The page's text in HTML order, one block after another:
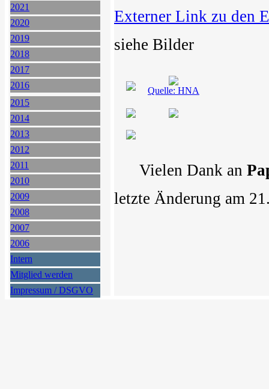
2021
2020
2019
2018
2017
2016
2015
2014
2013
2012
2011
2010
2009
2008
2007
2006
Intern
Mitglied werden
Impressum / DSGVO
Externer Link zu den
siehe Bilder
Quelle: HNA
Vielen Dank an
letzte Änderung am